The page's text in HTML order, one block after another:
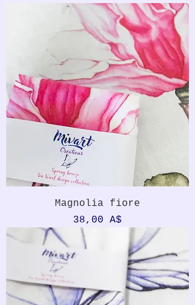
Magnolia fiore
Prezzo
38,00 A$